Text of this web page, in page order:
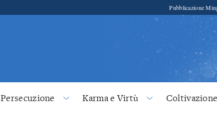
Pubblicazione
Persecuzione Karma e Virtù Coltivazione